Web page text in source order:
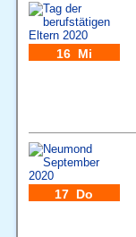
16 Mi
17 Do